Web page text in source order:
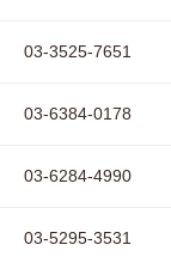
03-3525-7651
03-6384-0178
03-6284-4990
03-5295-3531